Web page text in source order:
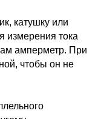
катушку или
измерения тока
амперметр. При
чтобы он не